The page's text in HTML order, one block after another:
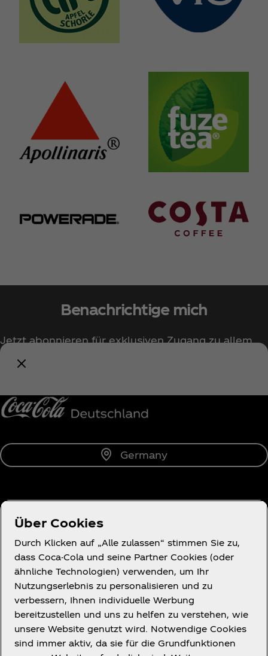
Benachrichtige mich
Jetzt abonnieren für exklusiven Zugang zu allem
rund um Coca‑Cola!
Germany
Über uns
Du brauchst Hilfe?
Über Cookies
Durch Klicken auf „Alle zulassen“ stimmen Sie zu,
dass Coca-Cola und seine Partner Cookies (oder
ähnliche Technologien) verwenden, um Ihr
Nutzungserlebnis zu personalisieren und zu
verbessern, Ihnen individuelle Werbung
bereitzustellen und uns zu helfen zu verstehen, wie
unsere Website genutzt wird. Notwendige Cookies
sind immer aktiv, da sie für die Grundfunktionen